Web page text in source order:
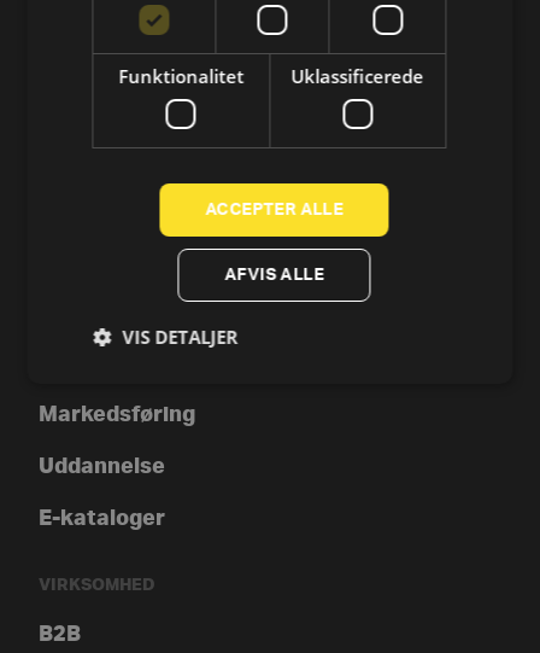
Technogym-app
Technogym Preowned
Markedsføring
Uddannelse
E-kataloger
VIRKSOMHED
B2B
Funktionalitet Uklassificerede
ACCEPTER ALLE
AFVIS ALLE
VIS DETALJER